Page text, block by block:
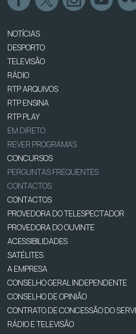
NOTÍCIAS
DESPORTO
TELEVISÃO
RÁDIO
RTP ARQUIVOS
RTP ENSINA
RTP PLAY
EM DIRETO
REVER PROGRAMAS
CONCURSOS
PERGUNTAS FREQUENTES
CONTACTOS
CONTACTOS
PROVEDORA DO TELESPECTADOR
PROVEDORA DO OUVINTE
ACESSIBILIDADES
SATÉLITES
A EMPRESA
CONSELHO GERAL INDEPENDENTE
CONSELHO DE OPINIÃO
CONTRATO DE CONCESSÃO DO
RÁDIO E TELEVISÃO